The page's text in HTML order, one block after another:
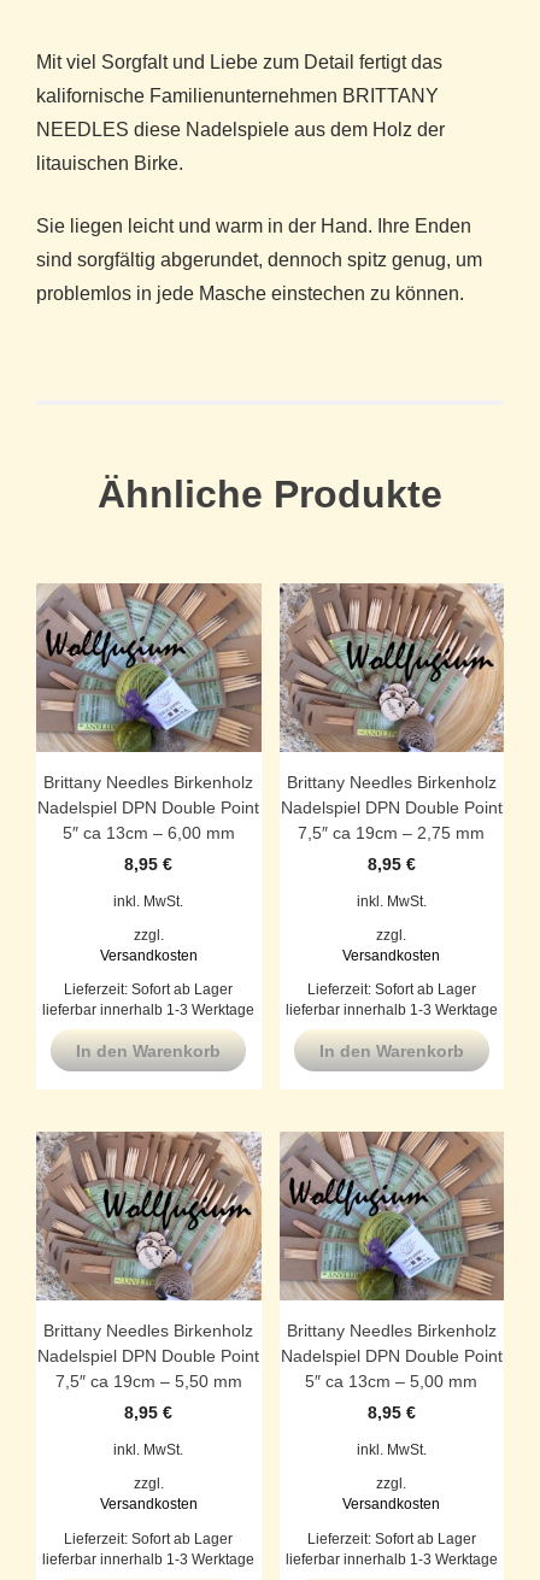
Mit viel Sorgfalt und Liebe zum Detail fertigt das
kalifornische Familienunternehmen BRITTANY
NEEDLES diese Nadelspiele aus dem Holz der
litauischen Birke.
Sie liegen leicht und warm in der Hand. Ihre Enden
sind sorgfältig abgerundet, dennoch spitz genug, um
problemlos in jede Masche einstechen zu können.
Ähnliche Produkte
Brittany Needles Birkenholz
Nadelspiel DPN Double Point
5″ ca 13cm – 6,00 mm
8,95€
inkl. MwSt.
zzgl.
Versandkosten
Lieferzeit:Sofort ab Lager
lieferbar innerhalb 1-3 Werktage
In den Warenkorb
Brittany Needles Birkenholz
Nadelspiel DPN Double Point
7,5″ ca 19cm – 2,75 mm
8,95 €
inkl. MwSt.
zzgl.
Versandkosten
Lieferzeit: Sofort ab Lager
lieferbar innerhalb 1-3 Werktage
In den Warenkorb
Brittany Needles Birkenholz
Nadelspiel DPN Double Point
7,5″ ca 19cm – 5,50 mm
8,95€
inkl. MwSt.
zzgl.
Versandkosten
Lieferzeit: Sofort ab Lager
lieferbar innerhalb 1-3 Werktage
Brittany Needles Birkenholz
Nadelspiel DPN Double Point
5″ ca 13cm – 5,00 mm
8,95 €
inkl. MwSt.
zzgl.
Versandkosten
Lieferzeit: Sofort ab Lager
lieferbar innerhalb 1-3 Werktage